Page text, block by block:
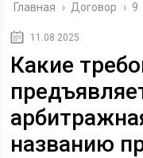
Главная › Договор › 9
11.08.2025
Какие
названию